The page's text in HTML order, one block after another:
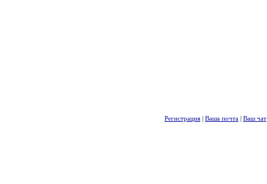
Регистрация | Ваша почта | Ваш чат